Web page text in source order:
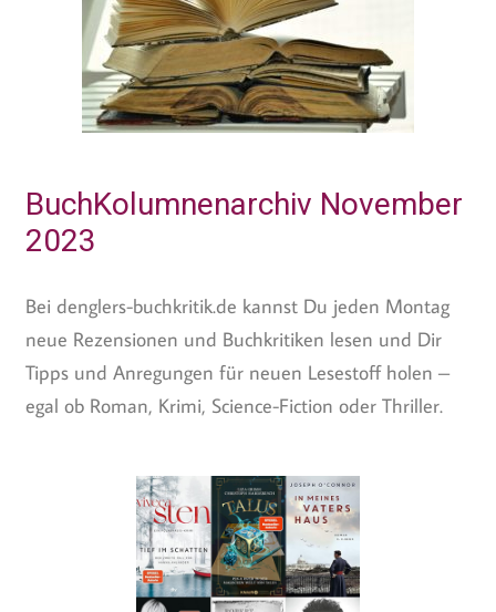
BuchKolumnenarchiv November
2023
Bei denglers-buchkritik.de kannst Du jeden Montag
neue Rezensionen und Buchkritiken lesen und Dir
Tipps und Anregungen für neuen Lesestoff holen –
egal ob Roman, Krimi, Science-Fiction oder Thriller.